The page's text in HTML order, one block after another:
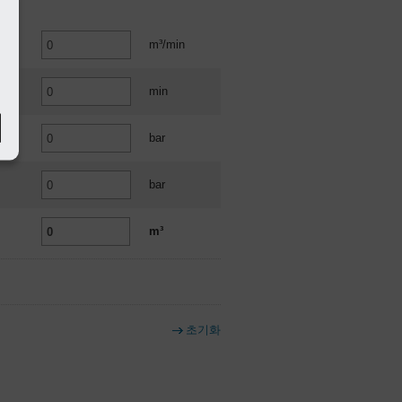
m³/min
min
bar
bar
m³